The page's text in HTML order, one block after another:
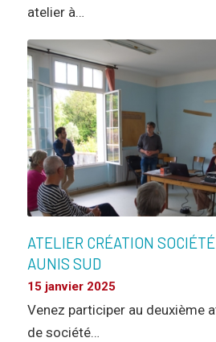
atelier à…
ATELIER CRÉATION
AUNIS SUD
15 janvier 2025
Venez participer au deuxième
de société…